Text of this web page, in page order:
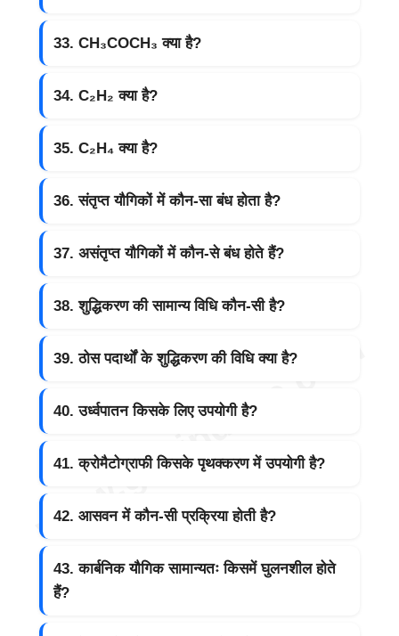
33. CH₃COCH₃ क्या है?
34. C₂H₂ क्या है?
35. C₂H₄ क्या है?
36. संतृप्त यौगिकों में कौन-सा बंध होता है?
37. असंतृप्त यौगिकों में कौन-से बंध होते हैं?
38. शुद्धिकरण की सामान्य विधि कौन-सी है?
39. ठोस पदार्थों के शुद्धिकरण की विधि क्या है?
40. उर्ध्वपातन किसके लिए उपयोगी है?
41. क्रोमैटोग्राफी किसके पृथक्करण में उपयोगी है?
42. आसवन में कौन-सी प्रक्रिया होती है?
43. कार्बनिक यौगिक सामान्यतः किसमें घुलनशील होते
हैं?